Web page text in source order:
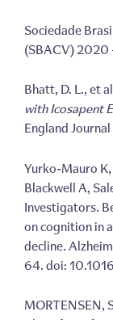
Sociedade
(SBACV) 2020
Bhatt, D. L., et
with Icosapent
England
Yurko-Mauro K,
Blackwell A,
Investigators.
on cognition in
decline.
64. doi:
MORTENSEN,